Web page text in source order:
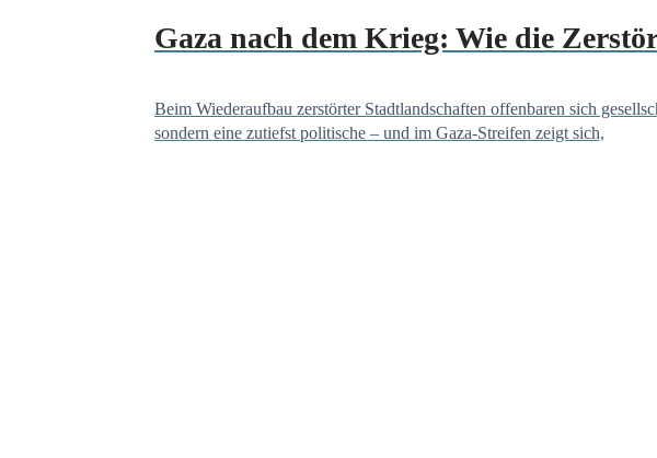
Gaza nach dem Krieg: Wie die
Beim Wiederaufbau zerstörter Stadtlandschaften offenbaren sich
sondern eine zutiefst politische – und im Gaza-Streifen zeigt sich,